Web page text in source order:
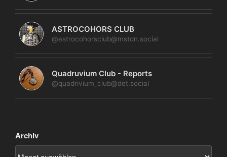
ASTROCOHORS CLUB
@astrocohorsclub@mstdn.social
Quadruvium Club - Reports
@quadrivium_club@det.social
Archiv